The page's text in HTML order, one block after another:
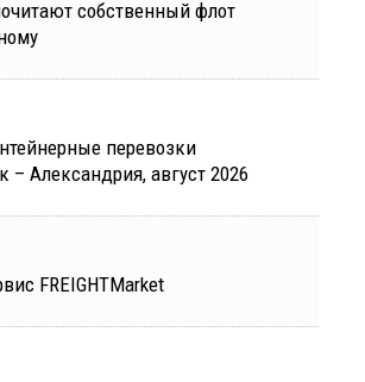
собственный флот
перевозки
– Александрия, август 2026
FREIGHTMarket